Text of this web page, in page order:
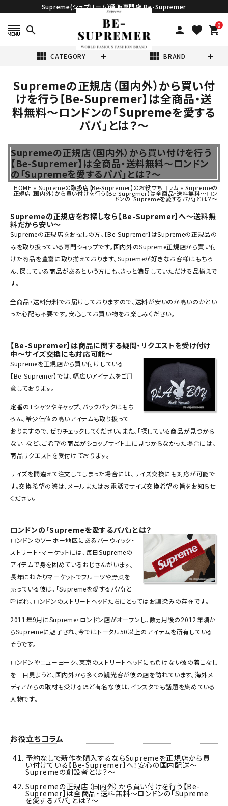
Supreme(シュプリーム)通販専門店 Be-Supremer
search person favorite 0
shopping_cart
view_module CATEGORY view_module BRAND
search
表示する商品はありません。
NEW ITEMS
CATEGORY
Tシャツ・ロングスリーブ
パーカー・トレーナー
キャップ・ハット
ニット帽・ビーニー
その他バッグ類
スニーカー・ブーツ
アクセサリー
COLLABORATION BRAND
SEASON
CONTENTS
ようこそ ゲスト 様
meeting_room ログイン person 会員登録
Follow us
Supremeの正規店（国内外）から買い付
けを行う【Be-Supremer】は全商品・送
料無料～ロンドンの「Supremeを愛する
パパ」とは？～
Supremeの正規店（国内外）から買い付けを行う
【Be-Supremer】は全商品・送料無料～ロンドン
の「Supremeを愛するパパ」とは？～
HOME » Supremeの取扱店【Be-Supremer】のお役立ちコラム »Supremeの
正規店（国内外）から買い付けを行う【Be-Supremer】は全商品・送料無料～ロン
ドンの「Supremeを愛するパパ」とは？～
Supremeの正規店をお探しなら【Be-Supremer】へ～送料無
料だから安い～
Supremeの正規店をお探しの方、【Be-Supremer】はSupremeの正規品の
みを取り扱っている専門ショップです。国内外のSupreme正規店から買い付
けた商品を豊富に取り揃えております。Supremeが好きなお客様はもちろ
ん、探している商品があるという方にも、きっと満足していただける品揃えで
す。
全商品・送料無料でお届けしておりますので、送料が安いのか高いのかとい
った心配も不要です。安心してお買い物をお楽しみください。
【Be-Supremer】は商品に関する疑問・リクエストを受け付け
中～サイズ交換にも対応可能～
Supremeを正規店から買い付けしている
【Be-Supremer】では、幅広いアイテムをご用
意しております。
定番のTシャツやキャップ、バックパックはもち
ろん、希少価値の高いアイテムも取り扱って
おりますので、ぜひチェックしてください。また、「探している商品が見つから
ない」など、ご希望の商品がショップサイト上に見つからなかった場合には、
商品リクエストを受付けております。
サイズを間違えて注文してしまった場合には、 サイズ交換にも対応が可能で
す。交換希望の際は、メールまたはお電話でサイズ交換希望の旨をお知らせ
ください。
ロンドンの「Supremeを愛するパパ」とは？
ロンドンのソーホー地区にあるバーウィック・
ストリート・マーケットには、毎日Supremeの
アイテムで身を固めているおじさんがいます。
長年にわたりマーケットでフルーツや野菜を
売っている彼は、「Supremeを愛するパパ」と
呼ばれ、ロンドンのストリートヘッドたちにとってはお馴染みの存在です。
2011年9月にSupreme・ロンドン店がオープンし、数ヵ月後の2012年頃か
らSupremeに魅了され、今ではトータル50以上のアイテムを所有している
そうです。
ロンドンやニューヨーク、東京のストリートヘッドにも負けない彼の着こなし
を一目見ようと、国内外から多くの観光客が彼の店を訪れています。海外メ
ディアからの取材も受けるほど有名な彼は、インスタでも話題を集めている
人物です。
お役立ちコラム
予約なしで新作を購入するならSupremeを正規店から買
い付けている【Be-Supremer】へ！安心の国内配送～
Supremeの創設者とは？～
Supremeの正規店（国内外）から買い付けを行う【Be-
Supremer】は全商品・送料無料～ロンドンの「Supreme
を愛するパパ」とは？～